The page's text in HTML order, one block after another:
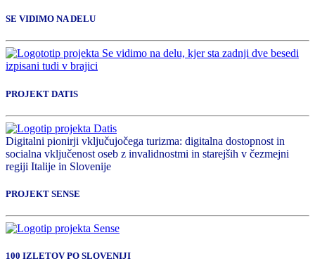
SE VIDIMO NA DELU
PROJEKT DATIS
Digitalni pionirji vključujočega turizma: digitalna dostopnost in
socialna vključenost oseb z invalidnostmi in starejših v čezmejni
regiji Italije in Slovenije
PROJEKT SENSE
100 IZLETOV PO SLOVENIJI